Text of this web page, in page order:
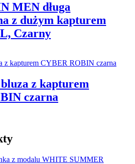
MEN długa
z dużym kapturem
Czarny
bluza z kapturem
czarna